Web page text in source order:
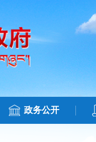
政务公开